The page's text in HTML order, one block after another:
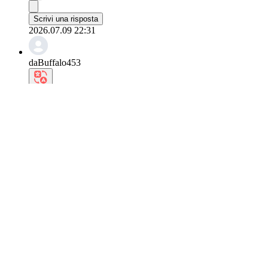
Scrivi una risposta
2026.07.09 22:31
daBuffalo453